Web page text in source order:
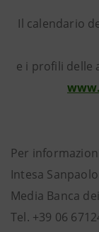
Il calendario
e i profili delle
Per
Intesa Sanpaolo
Media Banca
Tel. +39 06